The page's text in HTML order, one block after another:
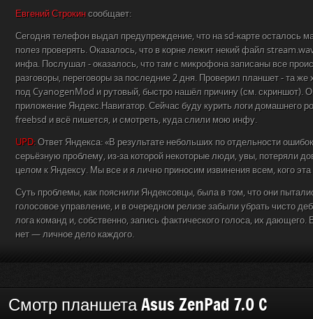
Евгений Строкин сообщает:
Сегодня телефон выдал предупреждение, что на sd-карте осталось
полез проверять. Оказалось, что в корне лежит некий файл
инфа. Послушал - оказалось, что там с микрофона записаны все
разговоры, переговоры за последние 2 дня. Проверил планшет - та же
под CyanogenMod и рутовый, быстро нашёл причину (см. скриншот).
приложение Яндекс.Навигатор. Сейчас буду курить логи домашнего
freebsd и всё пишется, и смотреть, куда слили мою инфу.
UPD: Ответ Яндекса: «В результате небольших по отдельности
серьёзную проблему, из-за которой некоторые люди, увы, потеряли
целом к Яндексу. Мы все и я лично приносим извинения всем, кого
Суть проблемы, как пояснили Яндексовцы, была в том, что они
голосовое управление, и в очередном релизе забыли убрать чисто
лога команд и, собственно, запись фактического голоса, их дающего.
нет — личное дело каждого.
Смотр планшета Asus ZenPad 7.0 C